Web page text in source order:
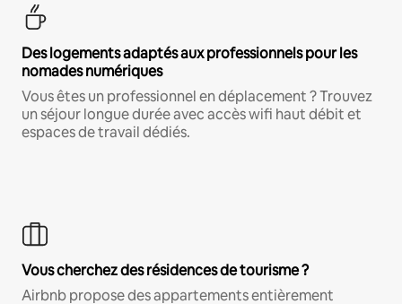
Des logements adaptés aux professionnels pour les
nomades numériques
Vous êtes un professionnel en déplacement ? Trouvez
un séjour longue durée avec accès wifi haut débit et
espaces de travail dédiés.
Vous cherchez des résidences de tourisme ?
Airbnb propose des appartements entièrement